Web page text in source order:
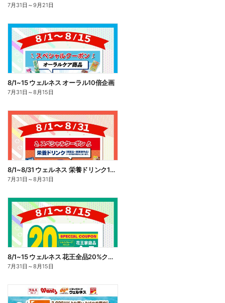
7月31日 ～9月21日
8/1~15 ウェルネス オーラル10倍企画
7月31日 ～8月15日
8/1~8/31 ウェルネス 栄養ドリンク10%ポイント還元
7月31日 ～8月31日
8/1~15 ウェルネス 花王全品20%クーポン
7月31日 ～8月15日